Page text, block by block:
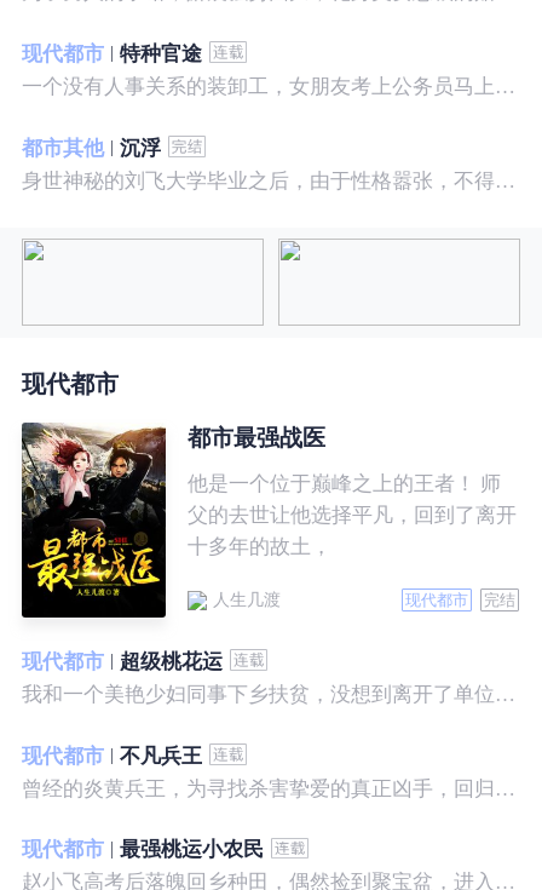
现代都市
特种官途
一个没有人事关系的装卸工，女朋友考上公务员马上抛弃了他，却是没有想到他也考上了公务员，奇迹般成为高官……
都市其他
沉浮
身世神秘的刘飞大学毕业之后，由于性格嚣张，不得不一而再再而三的面临着重重危机，受到了来自各方面的全方位打压
现代都市
都市最强战医
他是一个位于巅峰之上的王者！ 师
父的去世让他选择平凡，回到了离开
十多年的故土，
人生几渡 现代都市 完结
现代都市
超级桃花运
我和一个美艳少妇同事下乡扶贫，没想到离开了单位之后，她就性格大变……
现代都市
不凡兵王
曾经的炎黄兵王，为寻找杀害挚爱的真正凶手，回归都市，开始了一段精彩绝伦的征程。
现代都市
最强桃运小农民
赵小飞高考后落魄回乡种田，偶然捡到聚宝盆，进入聚宝洞，从此开启了发家致富、拳打村霸、坐拥美女的桃运巅峰人生！